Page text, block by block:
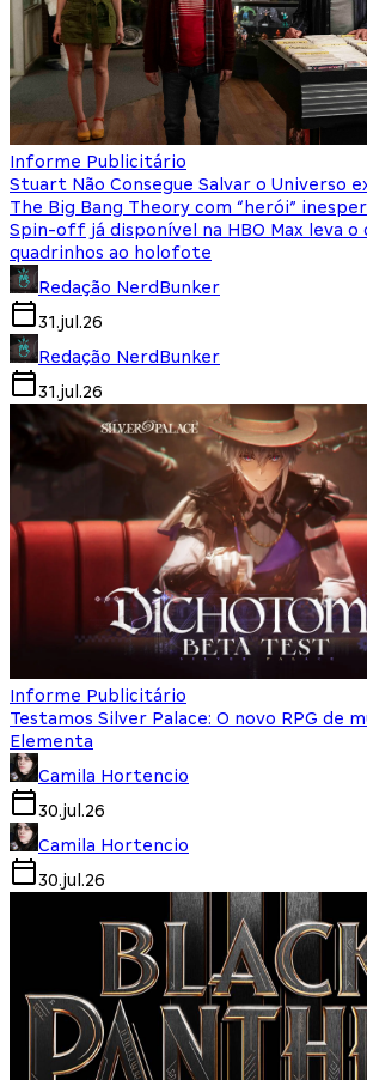
Informe Publicitário
Stuart Não Consegue Salvar o Universo
The Big Bang Theory com “herói”
Spin-off já disponível na HBO Max leva o
quadrinhos ao holofote
Redação NerdBunker
31.jul.26
Redação NerdBunker
31.jul.26
Informe Publicitário
Testamos Silver Palace: O novo RPG de
Elementa
Camila Hortencio
30.jul.26
Camila Hortencio
30.jul.26